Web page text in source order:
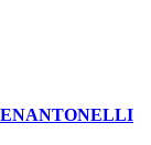
ANTONELLI